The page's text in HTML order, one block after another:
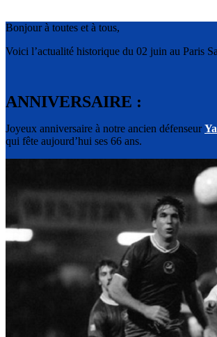
Bonjour à toutes et à tous,
Voici l’actualité historique du 02 juin au Paris
ANNIVERSAIRE :
Joyeux anniversaire à notre ancien défenseur
qui fête aujourd’hui ses 66 ans.